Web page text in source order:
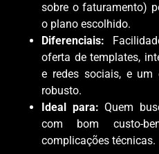
sobre o faturamento)
o plano escolhido.
Diferenciais:
oferta de templates,
e redes sociais, e um
robusto.
Ideal para: Quem
com bom custo-
complicações técnicas.